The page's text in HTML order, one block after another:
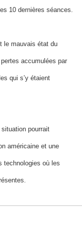
10 dernières séances.
le mauvais état du
accumulées par
qui s’y étaient
pourrait
américaine et une
technologies où les